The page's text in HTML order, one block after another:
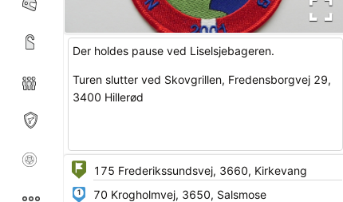
Der holdes pause ved Liselsjebageren.
Turen slutter ved Skovgrillen, Fredensborgvej 29,
3400 Hillerød
1